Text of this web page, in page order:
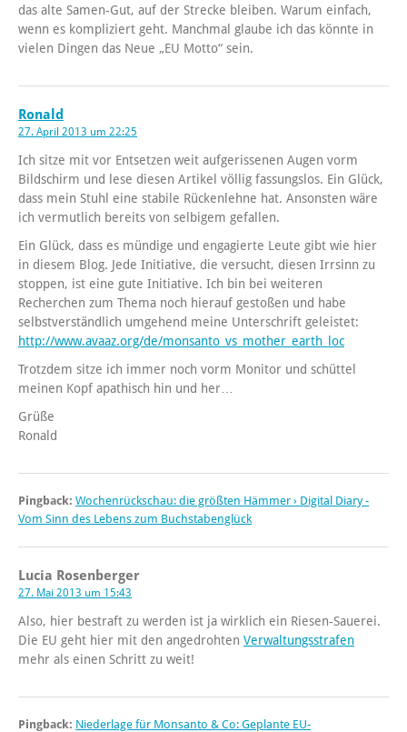
das alte Samen-Gut, auf der Strecke bleiben. Warum einfach,
wenn es kompliziert geht. Manchmal glaube ich das könnte in
vielen Dingen das Neue „EU Motto“ sein.
Ronald
27. April 2013 um 22:25
Ich sitze mit vor Entsetzen weit aufgerissenen Augen vorm
Bildschirm und lese diesen Artikel völlig fassungslos. Ein Glück,
dass mein Stuhl eine stabile Rückenlehne hat. Ansonsten wäre
ich vermutlich bereits von selbigem gefallen.
Ein Glück, dass es mündige und engagierte Leute gibt wie hier
in diesem Blog. Jede Initiative, die versucht, diesen Irrsinn zu
stoppen, ist eine gute Initiative. Ich bin bei weiteren
Recherchen zum Thema noch hierauf gestoßen und habe
selbstverständlich umgehend meine Unterschrift geleistet:
http://www.avaaz.org/de/monsanto_vs_mother_earth_loc
Trotzdem sitze ich immer noch vorm Monitor und schüttel
meinen Kopf apathisch hin und her…
Grüße
Ronald
Pingback: Wochenrückschau: die größten Hämmer › Digital Diary -
Vom Sinn des Lebens zum Buchstabenglück
Lucia Rosenberger
27. Mai 2013 um 15:43
Also, hier bestraft zu werden ist ja wirklich ein Riesen-Sauerei.
Die EU geht hier mit den angedrohten Verwaltungsstrafen
mehr als einen Schritt zu weit!
Pingback: Niederlage für Monsanto & Co: Geplante EU-